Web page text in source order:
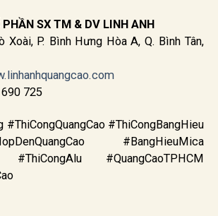
PHẦN SX TM & DV LINH ANH
Xoài, P. Bình Hưng Hòa A, Q. Bình Tân,
725
#ThiCongQuangCao #ThiCongBangHieu
#BangHieuMica
#ThiCongAlu #QuangCaoTPHCM